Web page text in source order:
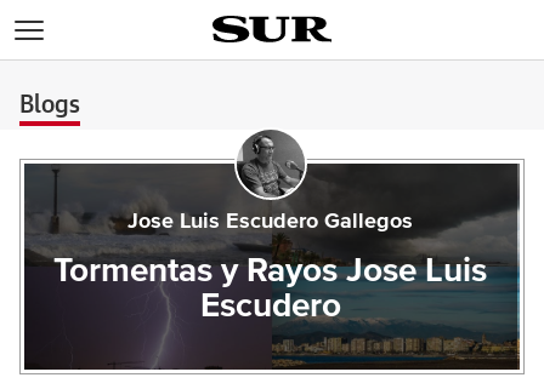
Blogs
Jose Luis Escudero Gallegos
Tormentas y Rayos Jose Luis
Escudero